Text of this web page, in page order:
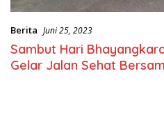
Berita Juni 25, 2023
Sambut Hari
Gelar Jalan Sehat